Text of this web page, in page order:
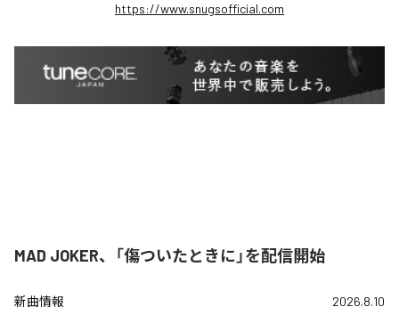
https://www.snugsofficial.com
MAD JOKER、「傷ついたときに」を配信開始
新曲情報 2026.8.10